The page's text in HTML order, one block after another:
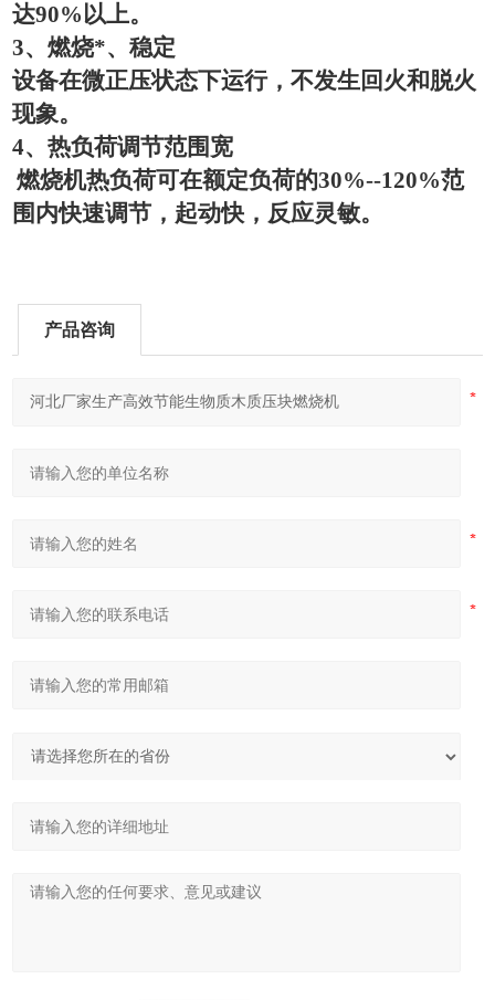
达90%以上。
3、燃烧*、稳定
设备在微正压状态下运行，不发生回火和脱火
现象。
4、热负荷调节范围宽
燃烧机热负荷可在额定负荷的30%--120%范
围内快速调节，起动快，反应灵敏。
产品咨询